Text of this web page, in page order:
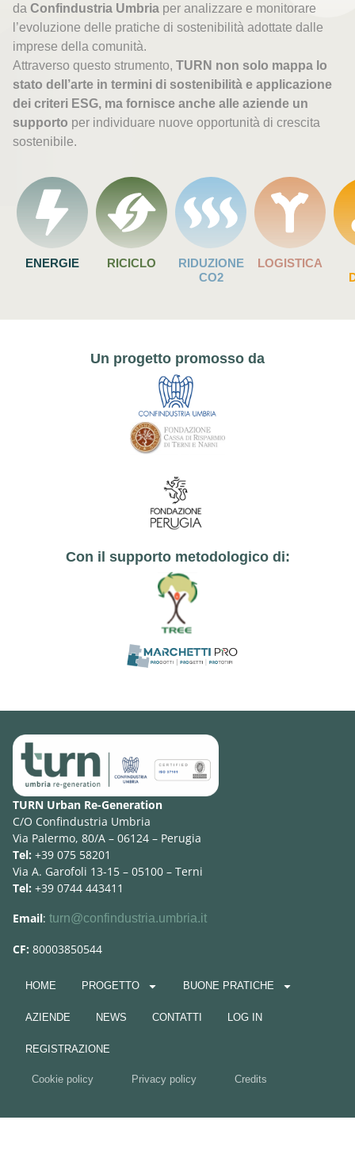
da Confindustria Umbria per analizzare e monitorare
l’evoluzione delle pratiche di sostenibilità adottate dalle
imprese della comunità.
Attraverso questo strumento, TURN non solo mappa lo
stato dell’arte in termini di sostenibilità e applicazione
dei criteri ESG, ma fornisce anche alle aziende un
supporto per individuare nuove opportunità di crescita
sostenibile.
ENERGIE RICICLO
RIDUZIONE
CO2
LOGISTICA
Un progetto promosso da
Con il supporto metodologico di:
TURN Urban Re-Generation
C/O Confindustria Umbria
Via Palermo, 80/A – 06124 – Perugia
Tel: +39 075 58201
Via A. Garofoli 13-15 – 05100 – Terni
Tel: +39 0744 443411
Email: turn@confindustria.umbria.it
CF: 80003850544
HOME PROGETTO BUONE PRATICHE
AZIENDE NEWS CONTATTI LOG IN
REGISTRAZIONE
Cookie policy Privacy policy Credits